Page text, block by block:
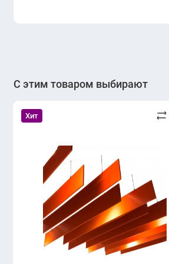
С этим товаром выбирают
Хит